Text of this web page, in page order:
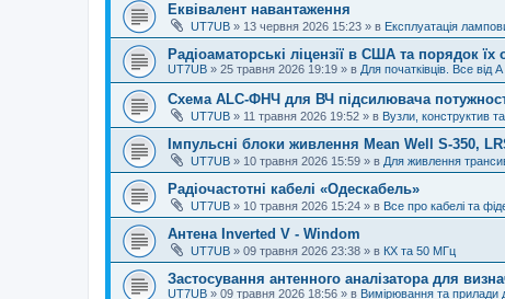
Еквівалент навантаження
UT7UB » 13 червня 2026 15:23 » в Експлуатація
Радіоаматорські ліцензії в США та порядок їх
UT7UB » 25 травня 2026 19:19 » в Для початківців. Все від
Схема ALC-ФНЧ для ВЧ підсилювача
UT7UB » 11 травня 2026 19:52 » в Вузли, конструктив
Імпульсні блоки живлення Mean Well S-350,
UT7UB » 10 травня 2026 15:59 » в Для живлення
Радіочастотні кабелі «Одескабель»
UT7UB » 10 травня 2026 15:24 » в Все про кабелі та
Антена Inverted V - Windom
UT7UB » 09 травня 2026 23:38 » в КХ та 50 МГц
Застосування антенного аналізатора для
UT7UB » 09 травня 2026 18:56 » в Вимірювання та прилади